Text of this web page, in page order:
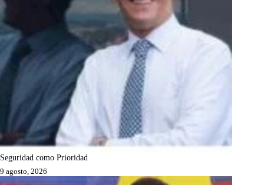
Seguridad como Prioridad
9 agosto, 2026